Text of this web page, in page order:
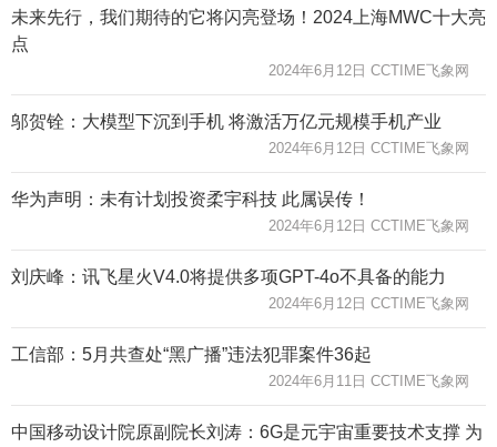
未来先行，我们期待的它将闪亮登场！2024上海MWC十大亮
点
2024年6月12日 CCTIME飞象网
邬贺铨：大模型下沉到手机 将激活万亿元规模手机产业
2024年6月12日 CCTIME飞象网
华为声明：未有计划投资柔宇科技 此属误传！
2024年6月12日 CCTIME飞象网
刘庆峰：讯飞星火V4.0将提供多项GPT-4o不具备的能力
2024年6月12日 CCTIME飞象网
工信部：5月共查处“黑广播”违法犯罪案件36起
2024年6月11日 CCTIME飞象网
中国移动设计院原副院长刘涛：6G是元宇宙重要技术支撑 为